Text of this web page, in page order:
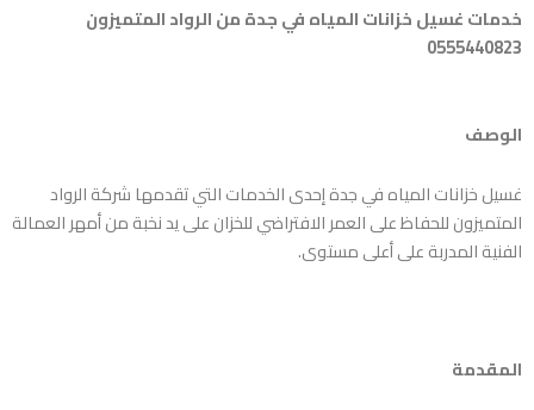
خدماتغسيل خزانات المياه في جدةمن الرواد المتميزون
0555440823
الوصف
غسيل خزانات المياه في جدةإحدى الخدمات التي تقدمها شركة الرواد
المتميزون للحفاظ على العمر الافتراضي للخزان على يد نخبة من أمهر العمالة
الفنية المدربة على أعلى مستوى.
المقدمة